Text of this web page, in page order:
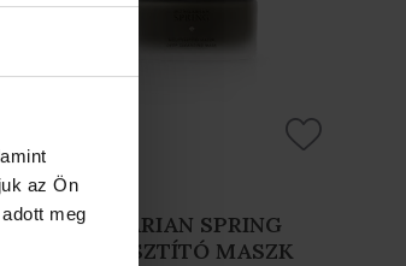
az Ön
meg
HUNGARIAN SPRING
MÉLYTISZTÍTÓ MASZK